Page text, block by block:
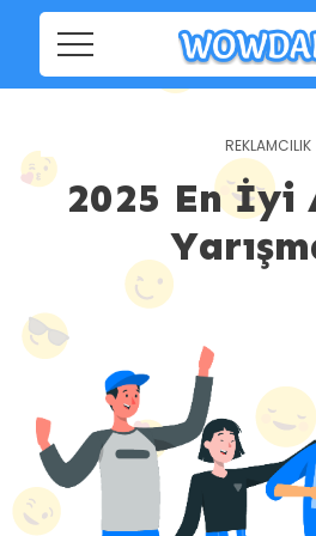
Home
Social
FAQ's
Terms
&
Conditions
Terms & Conditions
About us
Contact us
2025 En İyi